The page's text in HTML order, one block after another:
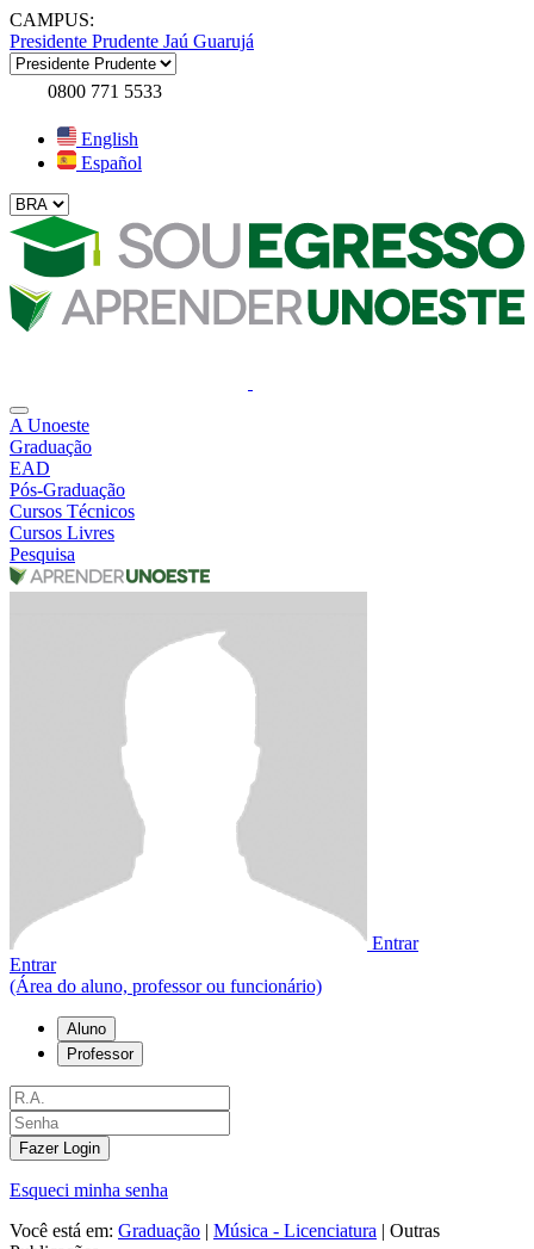
CAMPUS:
Presidente Prudente Jaú Guarujá
0800 771 5533
English
Español
A Unoeste
Graduação
EAD
Pós-Graduação
Cursos Técnicos
Cursos Livres
Pesquisa
Entrar
Entrar
(Área do aluno, professor ou funcionário)
Aluno
Professor
Fazer Login
Esqueci minha senha
Você está em: Graduação | Música - Licenciatura | Outras